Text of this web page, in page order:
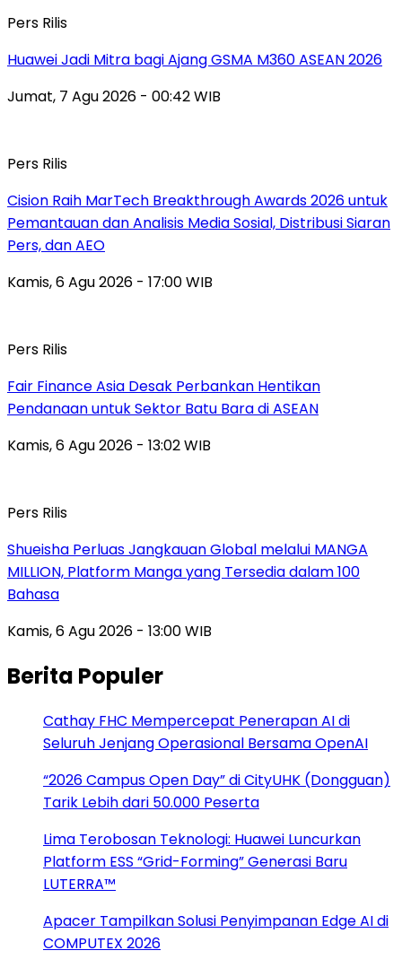
Pers Rilis
Huawei Jadi Mitra bagi Ajang GSMA M360 ASEAN 2026
Jumat, 7 Agu 2026 - 00:42 WIB
Pers Rilis
Cision Raih MarTech Breakthrough Awards 2026 untuk
Pemantauan dan Analisis Media Sosial, Distribusi Siaran
Pers, dan AEO
Kamis, 6 Agu 2026 - 17:00 WIB
Pers Rilis
Fair Finance Asia Desak Perbankan Hentikan
Pendanaan untuk Sektor Batu Bara di ASEAN
Kamis, 6 Agu 2026 - 13:02 WIB
Pers Rilis
Shueisha Perluas Jangkauan Global melalui MANGA
MILLION, Platform Manga yang Tersedia dalam 100
Bahasa
Kamis, 6 Agu 2026 - 13:00 WIB
Berita Populer
Cathay FHC Mempercepat Penerapan AI di
Seluruh Jenjang Operasional Bersama OpenAI
“2026 Campus Open Day” di CityUHK (Dongguan)
Tarik Lebih dari 50.000 Peserta
Lima Terobosan Teknologi: Huawei Luncurkan
Platform ESS “Grid-Forming” Generasi Baru
LUTERRA™
Apacer Tampilkan Solusi Penyimpanan Edge AI di
COMPUTEX 2026